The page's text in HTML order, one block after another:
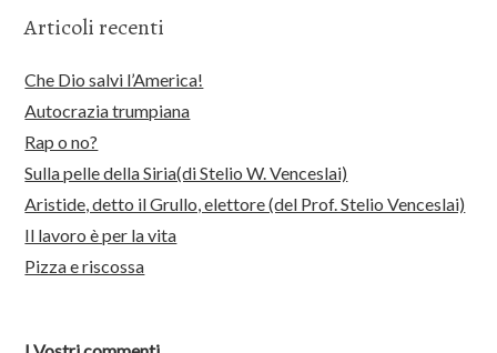
Articoli recenti
Che Dio salvi l’America!
Autocrazia trumpiana
Rap o no?
Sulla pelle della Siria(di Stelio W. Venceslai)
Aristide, detto il Grullo, elettore (del Prof. Stelio Venceslai)
Il lavoro è per la vita
Pizza e riscossa